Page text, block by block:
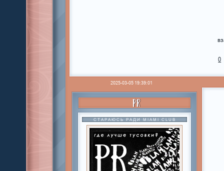
0
2025-03-05 19:39:01
PR
СТАРАЮСЬ РАДИ MIAMI CLUB